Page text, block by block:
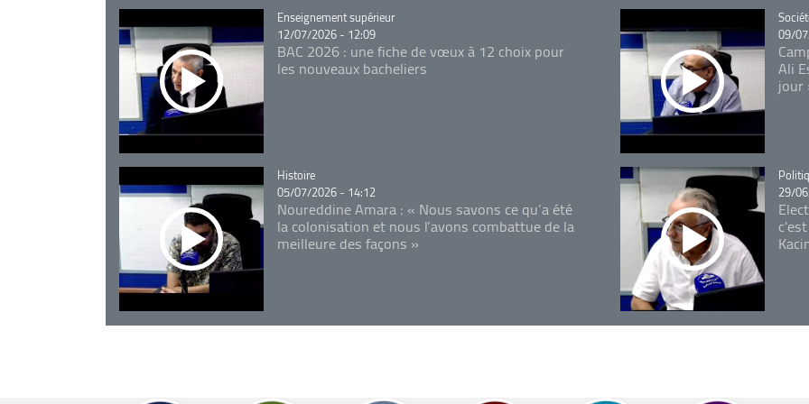
Catégorie
Enseignement supérieur
12/07/2026 - 12:09
BAC 2026 : une fiche de vœux à 12 choix pour
les nouveaux bacheliers
09/
Ali
jour
Catégorie
Histoire
05/07/2026 - 14:12
Noureddine Amara : « Nous savons ce qu’a été
la colonisation et nous l’avons combattue de la
meilleure des façons »
29/